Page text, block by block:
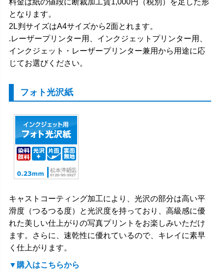
料金は紙の値段に断裁加工賃1,000円（税別）を足した形
となります。
2L判サイズはA4サイズから2面とれます。
.レーザープリンター用、インクジェットプリンター用、
インクジェット・レーザープリンター兼用から用途に応
じてお選びください。
フォト光沢紙
キャストコーティング加工により、光沢の部分は高い平
滑度（つるつる度）と光沢度を持っており、高級感に優
れた美しい仕上がりの写真プリントをお楽しみいただけ
ます。さらに、速乾性に優れているので、キレイに素早
く仕上がります。
▼購入はこちらから